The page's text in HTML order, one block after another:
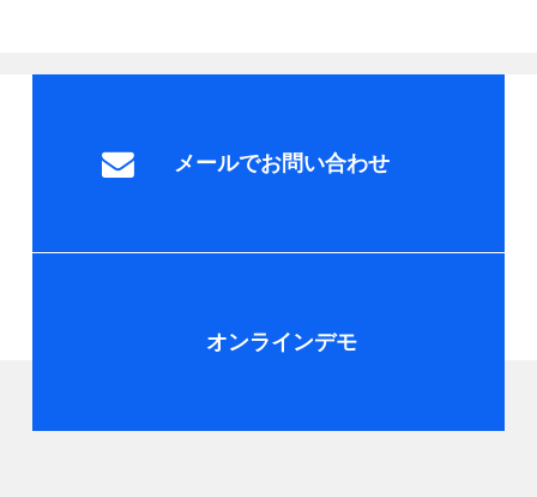
メールでお問い合わせ
オンラインデモ